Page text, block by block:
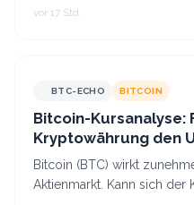
vor 17 Std.
BTC-ECHO BITCOIN
Bitcoin-Kursanalyse:
Kryptowährung den
Bitcoin (BTC) wirkt
Aktienmarkt. Kann sich der